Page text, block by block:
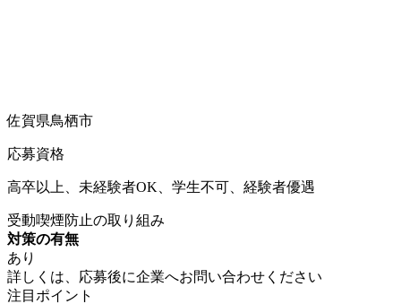
佐賀県鳥栖市
応募資格
高卒以上、未経験者OK、学生不可、経験者優遇
受動喫煙防止の取り組み
対策の有無
あり
詳しくは、応募後に企業へお問い合わせください
注目ポイント